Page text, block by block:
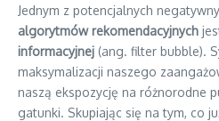
Jednym z potencjalnych
algorytmów rekomendacyjnych
informacyjnej (ang. filter bubble).
maksymalizacji naszego
naszą ekspozycję na różnorodne
gatunki. Skupiając się na tym, co